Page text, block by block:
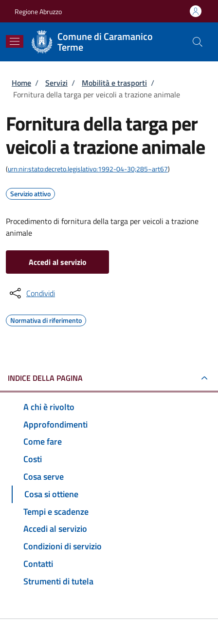
Regione Abruzzo
Comune di Caramanico
Terme
Briciole di pane
Home / Servizi / Mobilità e trasporti /
Fornitura della targa per veicoli a trazione animale
Fornitura della targa per
veicoli a trazione animale
(urn:nir:stato:decreto.legislativo:1992-04-30;285~art67)
Servizio attivo
Procedimento di fornitura della targa per veicoli a trazione
animale
Accedi al servizio
Condividi
Normativa di riferimento
INDICE DELLA PAGINA
A chi è rivolto
Approfondimenti
Come fare
Costi
Cosa serve
Cosa si ottiene
Tempi e scadenze
Accedi al servizio
Condizioni di servizio
Contatti
Strumenti di tutela